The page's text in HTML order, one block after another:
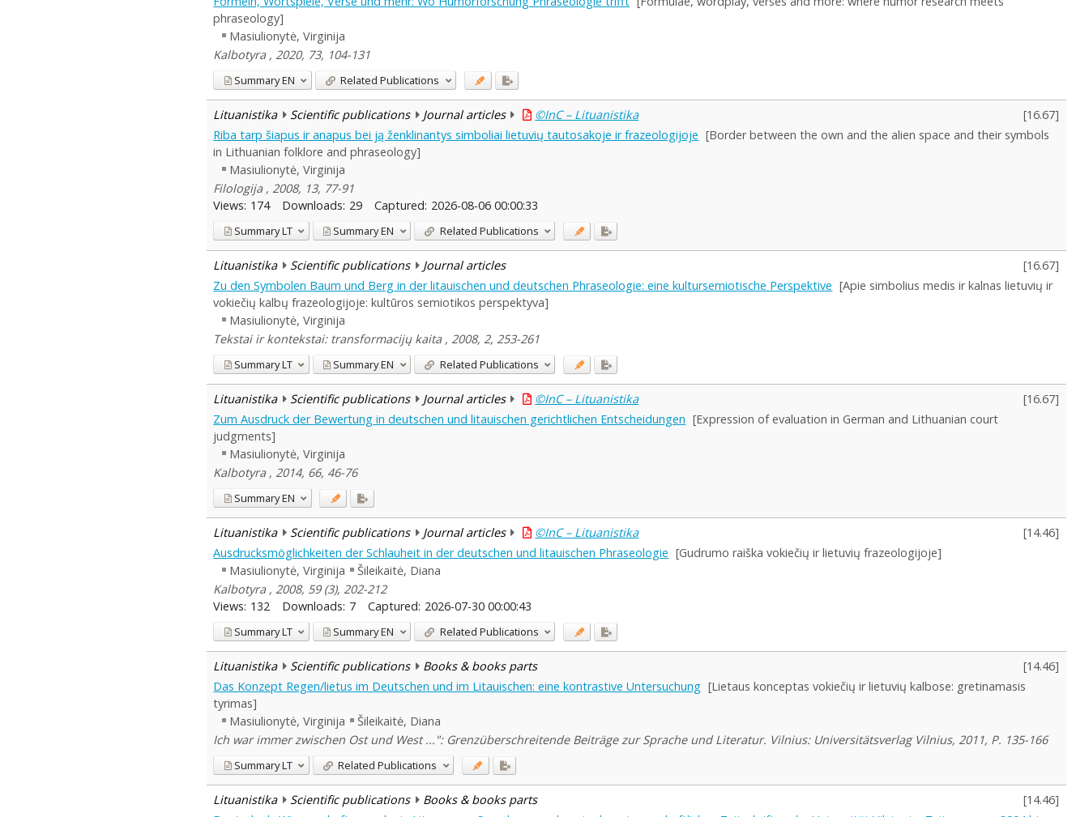
phraseology]
Masiulionytė, Virginija
Kalbotyra , 2020, 73, 104-131
SummaryEN Related Publications
Lituanistika Scientific publications Journal articles ©InC – Lituanistika [16.67]
Riba tarp šiapus ir anapus bei ją ženklinantys simboliai lietuvių tautosakoje ir frazeologijoje [Border between the own and the alien space and their symbols
in Lithuanian folklore and phraseology]
Masiulionytė, Virginija
Filologija , 2008, 13, 77-91
Views: 174 Downloads: 29 Captured: 2026-08-06 00:00:33
SummaryLT SummaryEN Related Publications
Lituanistika Scientific publications Journal articles [16.67]
Zu den Symbolen Baum und Berg in der litauischen und deutschen Phraseologie: eine kultursemiotische Perspektive [Apie simbolius medis ir kalnas lietuvių ir
vokiečių kalbų frazeologijoje: kultūros semiotikos perspektyva]
Masiulionytė, Virginija
Tekstai ir kontekstai: transformacijų kaita , 2008, 2, 253-261
SummaryLT SummaryEN Related Publications
Lituanistika Scientific publications Journal articles ©InC – Lituanistika [16.67]
Zum Ausdruck der Bewertung in deutschen und litauischen gerichtlichen Entscheidungen [Expression of evaluation in German and Lithuanian court
judgments]
Masiulionytė, Virginija
Kalbotyra , 2014, 66, 46-76
SummaryEN
Lituanistika Scientific publications Journal articles ©InC – Lituanistika [14.46]
Ausdrucksmöglichkeiten der Schlauheit in der deutschen und litauischen Phraseologie [Gudrumo raiška vokiečių ir lietuvių frazeologijoje]
Masiulionytė, Virginija
Šileikaitė, Diana
Kalbotyra , 2008, 59 (3), 202-212
Views: 132 Downloads: 7 Captured: 2026-07-30 00:00:43
SummaryLT SummaryEN Related Publications
Lituanistika Scientific publications Books & books parts [14.46]
Das Konzept Regen/lietus im Deutschen und im Litauischen: eine kontrastive Untersuchung [Lietaus konceptas vokiečių ir lietuvių kalbose: gretinamasis
tyrimas]
Masiulionytė, Virginija
Šileikaitė, Diana
Ich war immer zwischen Ost und West ...": Grenzüberschreitende Beiträge zur Sprache und Literatur. Vilnius: Universitätsverlag Vilnius, 2011, P. 135-166
SummaryLT Related Publications
Lituanistika Scientific publications Books & books parts [14.46]